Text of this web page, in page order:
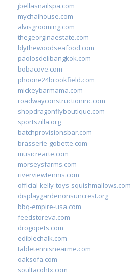
jbellasnailspa.com
mychaihouse.com
alvisgrooming.com
thegeorginaestate.com
blythewoodseafood.com
paolosdelibangkok.com
bobacove.com
phoone24brookfield.com
mickeybarmama.com
roadwayconstructioninc.com
shopdragonflyboutique.com
sportszilla.org
batchprovisionsbar.com
brasserie-gobette.com
musicrearte.com
morseysfarms.com
riverviewtennis.com
official-kelly-toys-squishmallows.com
displaygardenonsuncrest.org
bbq-empire-usa.com
feedstoreva.com
drogopets.com
ediblechalk.com
tabletennisnearme.com
oaksofa.com
soultacohtx.com